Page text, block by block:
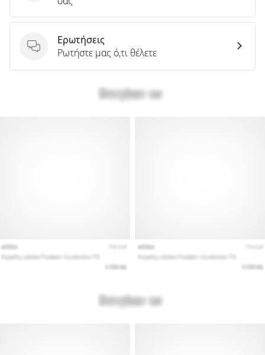
Ερωτήσεις
Ερωτήσεις
Ρωτήστε μας ό,τι θέλετε